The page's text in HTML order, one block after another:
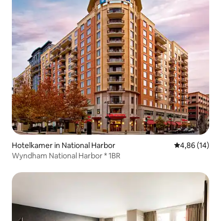
Hotelkamer in National Harbor Gemiddelde
4,86 (14)
Wyndham National Harbor * 1BR